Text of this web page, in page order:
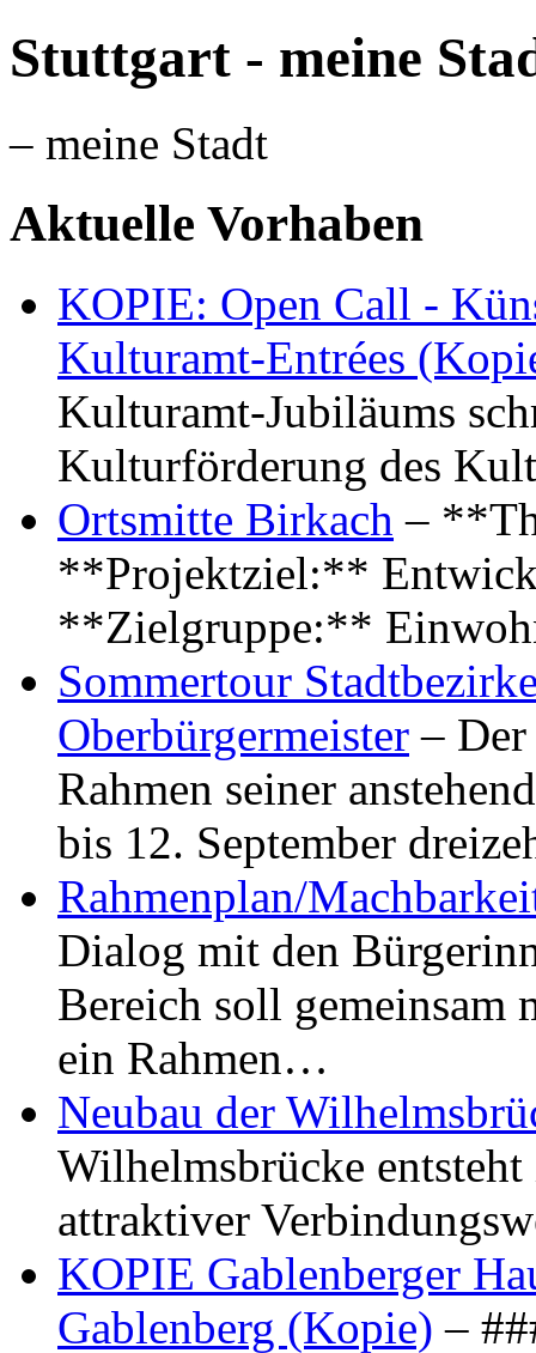
Stuttgart - meine
– meine Stadt
Aktuelle Vorhaben
KOPIE: Open Call -
Kulturamt-Entrées
Kulturamt-Jubiläums
Kulturförderung des
Ortsmitte Birkach –
**Projektziel:**
**Zielgruppe:**
Sommertour
Oberbürgermeister –
Rahmen seiner
bis 12. September
Rahmenplan/
Dialog mit den
Bereich soll gemeinsam
ein Rahmen…
Neubau der
Wilhelmsbrücke
attraktiver
KOPIE Gablenberger
Gablenberg (Kopie) –